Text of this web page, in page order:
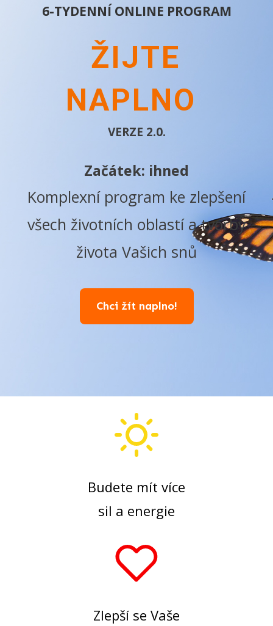
6-TYDENNÍ ONLINE PROGRAM
ŽIJTE
NAPLNO
VERZE 2.0.
Začátek: ihned
Komplexní program ke zlepšení
všech životních oblastí a tvorby
života Vašich snů
Chci žít naplno!
Budete mít více
sil a energie
Zlepší se Vaše